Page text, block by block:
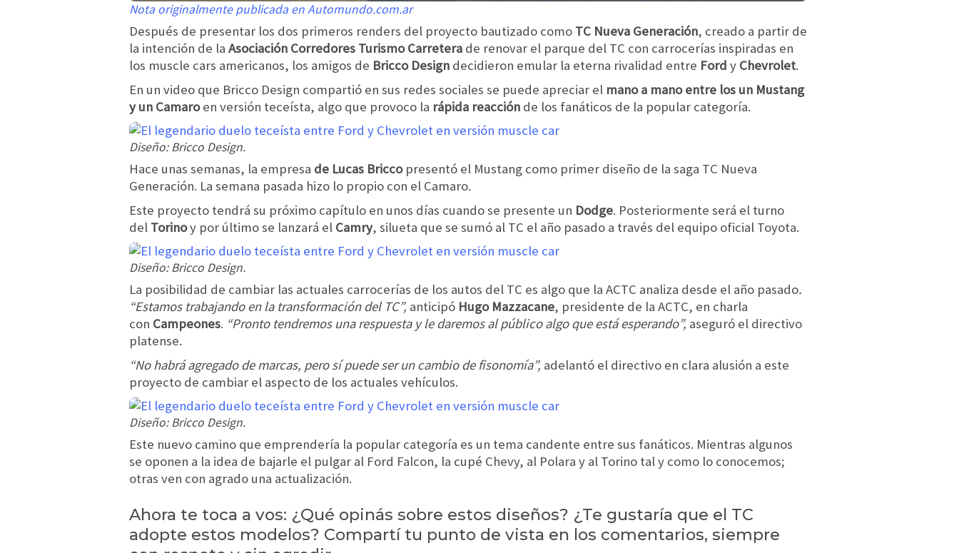
Nota originalmente publicada en Automundo.com.ar
Después de presentar los dos primeros renders del proyecto bautizado como TC Nueva Generación, creado a partir de
la intención de la Asociación Corredores Turismo Carretera de renovar el parque del TC con carrocerías inspiradas en
los muscle cars americanos, los amigos de Bricco Design decidieron emular la eterna rivalidad entre Ford y Chevrolet.
En un video que Bricco Design compartió en sus redes sociales se puede apreciar el mano a mano entre los un Mustang
y un Camaroen versión teceísta, algo que provoco la rápida reacción de los fanáticos de la popular categoría.
Diseño: Bricco Design.
Hace unas semanas, la empresa de Lucas Briccopresentó el Mustang como primer diseño de la saga TC Nueva
Generación. La semana pasada hizo lo propio con el Camaro.
Este proyecto tendrá su próximo capítulo en unos días cuando se presente un Dodge. Posteriormente será el turno
del Torinoy por último se lanzará el Camry, silueta que se sumó al TC el año pasado a través del equipo oficial Toyota.
Diseño: Bricco Design.
La posibilidad de cambiar las actuales carrocerías de los autos del TC es algo que la ACTC analiza desde el año pasado.
“Estamos trabajando en la transformación del TC”, anticipó Hugo Mazzacane, presidente de la ACTC, en charla
con Campeones. “Pronto tendremos una respuesta y le daremos al público algo que está esperando”, aseguró el directivo
platense.
“No habrá agregado de marcas, pero sí puede ser un cambio de fisonomía”, adelantó el directivo en clara alusión a este
proyecto de cambiar el aspecto de los actuales vehículos.
Diseño: Bricco Design.
Este nuevo camino que emprendería la popular categoría es un tema candente entre sus fanáticos. Mientras algunos
se oponen a la idea de bajarle el pulgar al Ford Falcon, la cupé Chevy, al Polara y al Torino tal y como lo conocemos;
otras ven con agrado una actualización.
Ahora te toca a vos: ¿Qué opinás sobre estos diseños? ¿Te gustaría que el TC
adopte estos modelos? Compartí tu punto de vista en los comentarios, siempre